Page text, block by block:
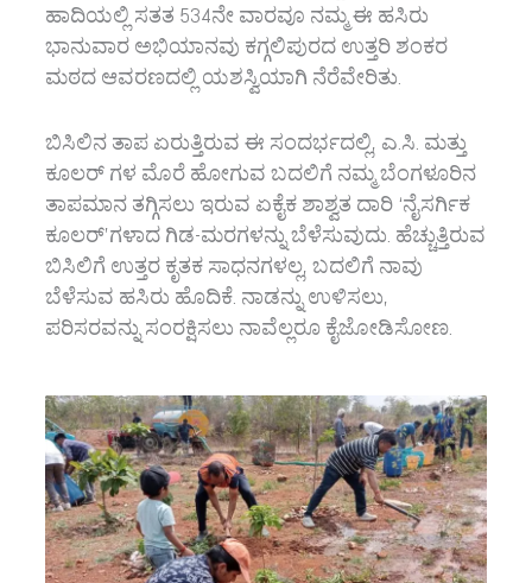
ಹಾದಿಯಲ್ಲಿ ಸತತ 534ನೇ ವಾರವೂ ನಮ್ಮ ಈ ಹಸಿರು
ಭಾನುವಾರ ಅಭಿಯಾನವು ಕಗ್ಗಲಿಪುರದ ಉತ್ತರಿ ಶಂಕರ
ಮಠದ ಆವರಣದಲ್ಲಿ ಯಶಸ್ವಿಯಾಗಿ ನೆರೆವೇರಿತು.
ಬಿಸಿಲಿನ ತಾಪ ಏರುತ್ತಿರುವ ಈ ಸಂದರ್ಭದಲ್ಲಿ, ಎ.ಸಿ. ಮತ್ತು
ಕೂಲರ್‌ ಗಳ ಮೊರೆ ಹೋಗುವ ಬದಲಿಗೆ ನಮ್ಮ ಬೆಂಗಳೂರಿನ
ತಾಪಮಾನ ತಗ್ಗಿಸಲು ಇರುವ ಏಕೈಕ ಶಾಶ್ವತ ದಾರಿ ‘ನೈಸರ್ಗಿಕ
ಕೂಲರ್’ಗಳಾದ ಗಿಡ-ಮರಗಳನ್ನು ಬೆಳೆಸುವುದು. ಹೆಚ್ಚುತ್ತಿರುವ
ಬಿಸಿಲಿಗೆ ಉತ್ತರ ಕೃತಕ ಸಾಧನಗಳಲ್ಲ, ಬದಲಿಗೆ ನಾವು
ಬೆಳೆಸುವ ಹಸಿರು ಹೊದಿಕೆ. ನಾಡನ್ನು ಉಳಿಸಲು,
ಪರಿಸರವನ್ನು ಸಂರಕ್ಷಿಸಲು ನಾವೆಲ್ಲರೂ ಕೈಜೋಡಿಸೋಣ.